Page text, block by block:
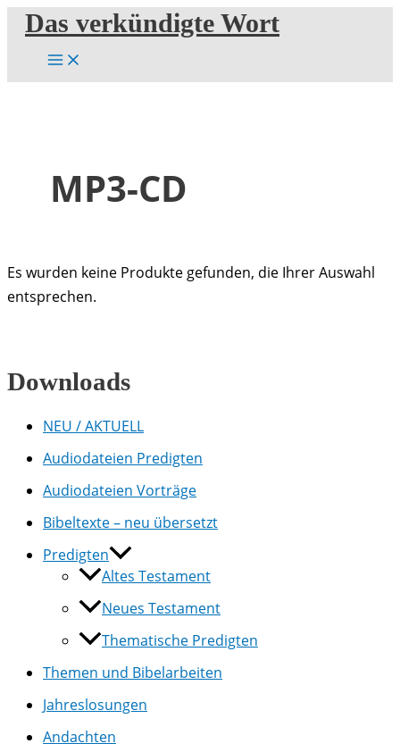
Zum
Inhalt
springen
Das verkündigte Wort
MP3-CD
Es wurden keine Produkte gefunden, die Ihrer Auswahl
entsprechen.
Downloads
NEU / AKTUELL
Audiodateien Predigten
Audiodateien Vorträge
Bibeltexte – neu übersetzt
Predigten
Altes Testament
Neues Testament
Thematische Predigten
Themen und Bibelarbeiten
Jahreslosungen
Andachten